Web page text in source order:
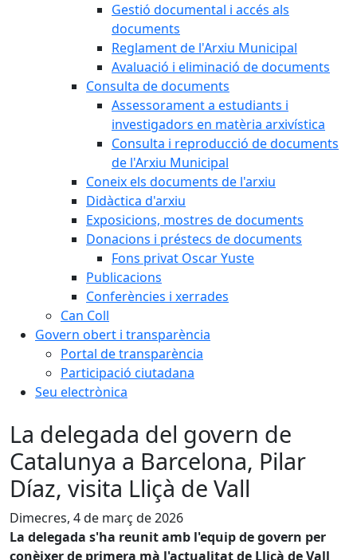
Gestió documental i accés als
documents
Reglament de l'Arxiu Municipal
Avaluació i eliminació de documents
Consulta de documents
Assessorament a estudiants i
investigadors en matèria arxivística
Consulta i reproducció de documents
de l'Arxiu Municipal
Coneix els documents de l'arxiu
Didàctica d'arxiu
Exposicions, mostres de documents
Donacions i préstecs de documents
Fons privat Oscar Yuste
Publicacions
Conferències i xerrades
Can Coll
Govern obert i transparència
Portal de transparència
Participació ciutadana
Seu electrònica
La delegada del govern de
Catalunya a Barcelona, Pilar
Díaz, visita Lliçà de Vall
Dimecres, 4 de març de 2026
La delegada s'ha reunit amb l'equip de govern per
conèixer de primera mà l'actualitat de Lliçà de Vall